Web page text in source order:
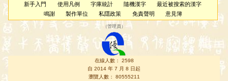
新手入門 使用凡例 字庫統計 隨機漢字
最近被搜索的漢字
鳴謝
製作單位 私隱政策 免責聲明 意見簿
（管理員 ）
在線人數： 2598
自 2014 年 7 月 8 日起
瀏覽人數： 80555211